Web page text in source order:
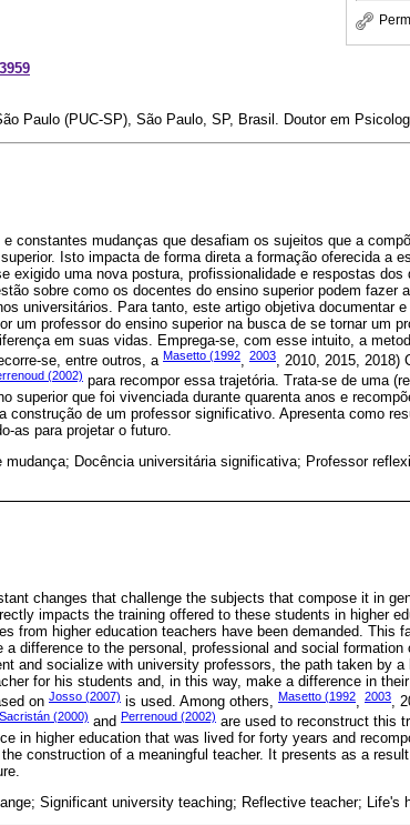
Paulo (PUC-SP), São Paulo, SP, Brasil. Doutor em
constantes mudanças que desafiam os sujeitos que a
Isto impacta de forma direta a formação oferecida a
exigido uma nova postura, profissionalidade e respostas dos
sobre como os docentes do ensino superior podem fazer
universitários. Para tanto, este artigo objetiva documentar
um professor do ensino superior na busca de se tornar um
em suas vidas. Emprega-se, com esse intuito, a
se, entre outros, a Masetto (1992, 2003, 2010, 2015, 2018)
(2002) para recompor essa trajetória. Trata-se de uma
superior que foi vivenciada durante quarenta anos e
construção de um professor significativo. Apresenta como
as para projetar o futuro.
mudança; Docência universitária significativa; Professor
changes that challenge the subjects that compose it in
impacts the training offered to these students in higher
from higher education teachers have been demanded. This
difference to the personal, professional and social formation
and socialize with university professors, the path taken by a
for his students and, in this way, make a difference in
on Josso (2007) is used. Among others, Masetto (1992 2003 ,
Sacristán (2000) and Perrenoud (2002) are used to reconstruct this
in higher education that was lived for forty years and
construction of a meaningful teacher. It presents as a
Significant university teaching; Reflective teacher; Life's